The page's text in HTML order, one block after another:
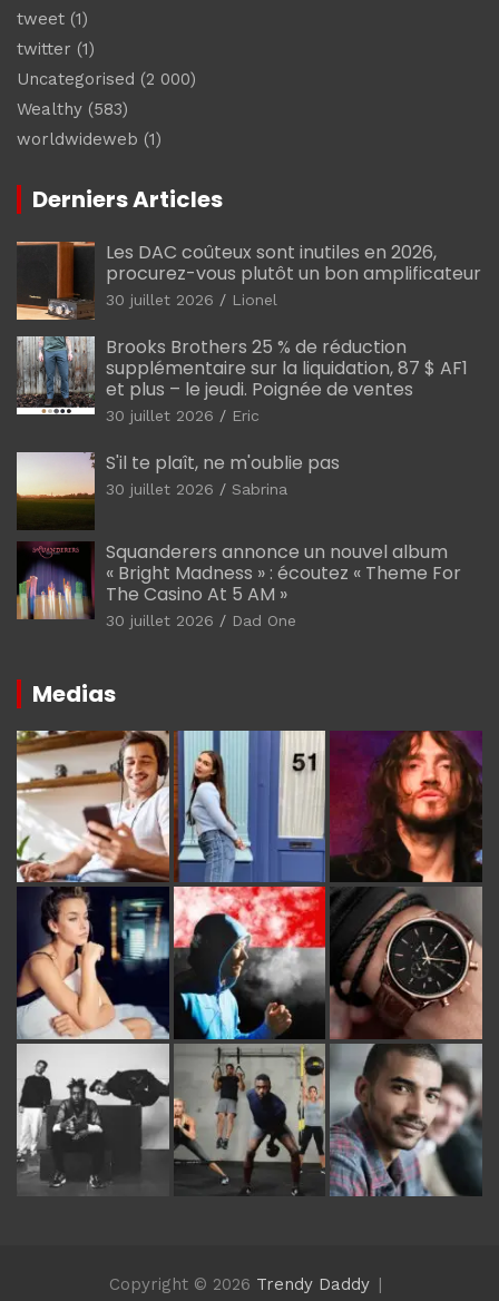
tweet (1)
twitter (1)
Uncategorised (2 000)
Wealthy (583)
worldwideweb (1)
Derniers Articles
Les DAC coûteux sont inutiles en 2026,
procurez-vous plutôt un bon amplificateur
30 juillet 2026 Lionel
Brooks Brothers 25 % de réduction
supplémentaire sur la liquidation, 87 $ AF1
et plus – le jeudi. Poignée de ventes
30 juillet 2026 Eric
S'il te plaît, ne m'oublie pas
30 juillet 2026 Sabrina
Squanderers annonce un nouvel album
« Bright Madness » : écoutez « Theme For
The Casino At 5 AM »
30 juillet 2026 Dad One
Medias
Copyright © 2026 Trendy Daddy